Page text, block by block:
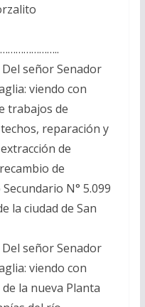
Del señor Senador
viendo con
trabajos de
reparación y
de
de
N° 5.099
la ciudad de San
Del señor Senador
viendo con
la nueva Planta